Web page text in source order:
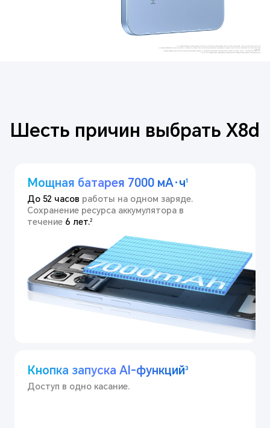
*0+. Изображения продукта использованы только в качестве иллюстрации. Внешний вид (в том числе размер и цвет) могут незначительно отличаться.
*По данным лаборатории HONOR. Фактическое время работы зависит от сценариев использования. Типичная емкость батареи составляет 7000 мА·ч, номинальная — 6800 мА·ч.
*108 Мп — это разрешение сенсора основной камеры. Фактическое разрешение зависит от режима съемки.
Шесть причин выбрать X8d
Мощная батарея 7000 мА·ч1
До 52 часов работы на одном заряде.
Сохранение ресурса аккумулятора в
течение 6 лет.2
Кнопка запуска AI-функций3
Доступ в одно касание.